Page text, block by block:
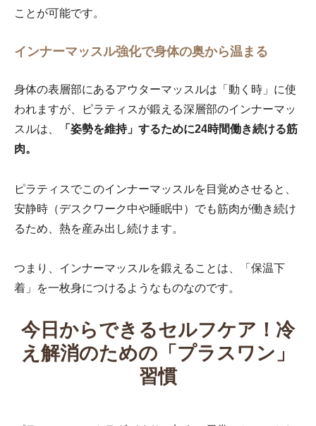
ことが可能です。
インナーマッスル強化で身体の奥から温まる
身体の表層部にあるアウターマッスルは「動く時」に使
われますが、ピラティスが鍛える深層部のインナーマッ
スルは、
「姿勢を維持」するために24時間働き続ける筋
肉。
ピラティスでこのインナーマッスルを目覚めさせると、
安静時（デスクワーク中や睡眠中）でも筋肉が働き続け
るため、熱を産み出し続けます。
つまり、インナーマッスルを鍛えることは、「保温下
着」を一枚身につけるようなものなのです。
今日からできるセルフケア！冷
え解消のための「プラスワン」
習慣